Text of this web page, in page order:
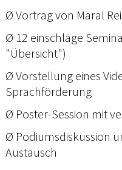
Ø Vortrag von Maral
Ø 12 einschläge
"Übersicht")
Ø Vorstellung eines
Sprachförderung
Ø Poster-Session mit
Ø Podiumsdiskussion
Austausch